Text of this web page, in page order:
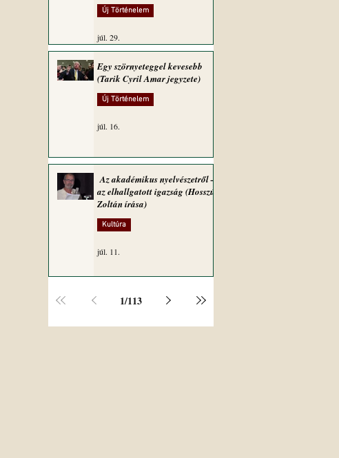
Új Történelem
júl. 29.
Egy szörnyeteggel kevesebb
(Tarik Cyril Amar jegyzete)
Új Történelem
júl. 16.
Az akadémikus nyelvészetről –
az elhallgatott igazság (Hosszú
Zoltán írása)
Kultúra
júl. 11.
1/113